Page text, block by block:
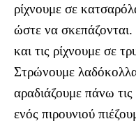
ρίχνουμε σε
ώστε να
και τις ρίχνουμε σε
Στρώνουμε
αραδιάζουμε πάνω
ενός πιρουνιού